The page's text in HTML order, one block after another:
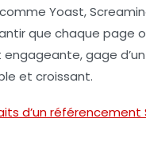
Yoast,
que chaque page
gage d’un
et croissant.
d’un référencement